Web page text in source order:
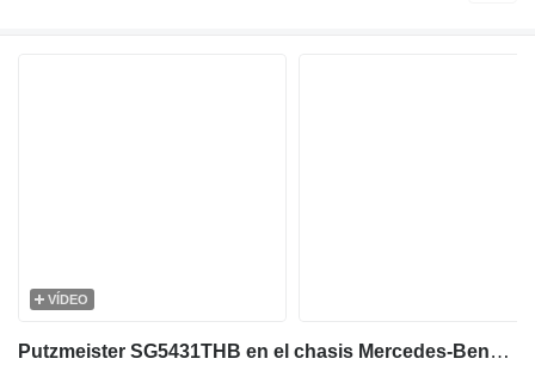
VÍDEO
Putzmeister SG5431THB en el chasis Mercedes-Benz 56 m concrete pump